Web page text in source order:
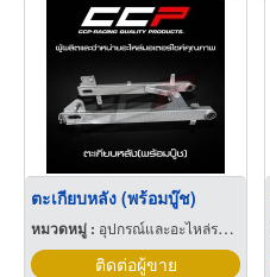
ตะเกียบหลัง (พร้อมบู๊ช)
หมวดหมู่ : อุปกรณ์และอะไหล่รถจักรยานยนต์และรถสกูตเตอร์
ติดต่อผู้ขาย